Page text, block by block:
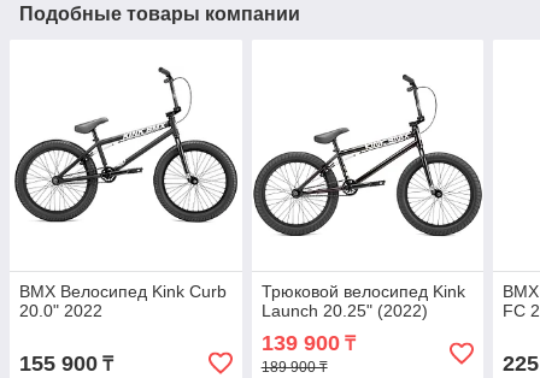
Подобные товары компании
BMX Велосипед Kink Curb
20.0" 2022
155 900 ₸
Трюковой велосипед Kink
Launch 20.25" (2022)
139 900₸
189 900 ₸
FC